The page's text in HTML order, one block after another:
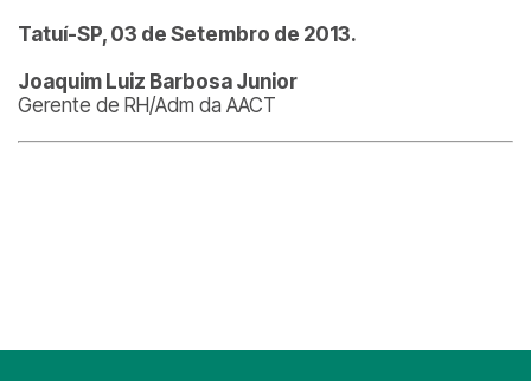
Tatuí-SP, 03 de Setembro de 2013.
Joaquim Luiz Barbosa Junior
Gerente de RH/Adm da AACT